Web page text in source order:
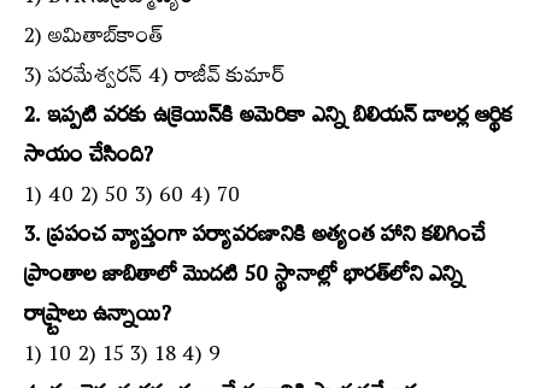
2) అమితాబ్‌కాంత్‌
3) పరమేశ్వరన్‌ 4) రాజీవ్‌ కుమార్‌
2. ఇప్పటి వరకు ఉక్రెయిన్‌కి అమెరికా ఎన్ని బిలియన్‌ డాలర్ల ఆర్థిక
సాయం చేసింది?
1) 40 2) 50 3) 60 4) 70
3. ప్రపంచ వ్యాప్తంగా పర్యావరణానికి అత్యంత హాని కలిగించే
ప్రాంతాల జాబితాలో మొదటి 50 స్థానాల్లో భారత్‌లోని ఎన్ని
రాష్ర్టాలు ఉన్నాయి?
1) 10 2) 15 3) 18 4) 9